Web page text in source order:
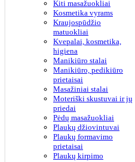
Kiti masažuokliai
Kosmetika vyrams
Kraujospūdžio
matuokliai
Kvepalai, kosmetika,
higiena
Manikiūro stalai
Manikiūro, pedikiūro
prietaisai
Masažiniai stalai
Moteriški skustuvai ir jų
priedai
Pėdų masažuokliai
Plaukų džiovintuvai
Plaukų formavimo
prietaisai
Plaukų kirpimo